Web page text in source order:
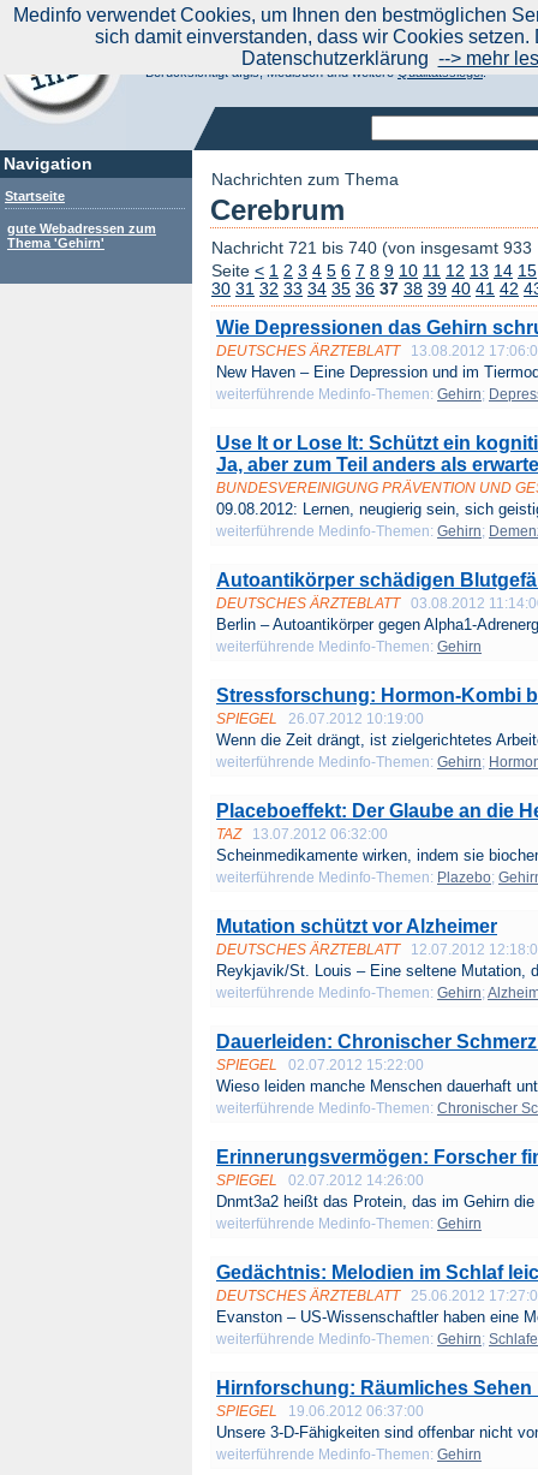
Navigation
Startseite
gute Webadressen zum
Thema 'Gehirn'
Aktuelle Nachrichten|
Suchen Sie noch oder Finden Sie schon?
Medinfo.de - Meta-Portal für Gesundheitsthemen
Berücksichtigt afgis, Medisuch und weitereQualitätssiegel.
Nachrichten zum Thema
Cerebrum
Nachricht 721 bis 740 (von insgesamt
Seite < 1 2 3 4 5 6 7 8 9 10 11 12 13 14 15
30 31 32 33 34 35 36 37 38 39 40 41 42
Wie Depressionen das Gehirn
DEUTSCHES ÄRZTEBLATT 13.08.2012
New Haven – Eine Depression und im
weiterführende Medinfo-Themen: Gehirn;
Use It or Lose It: Schützt ein
Ja, aber zum Teil anders als
BUNDESVEREINIGUNG PRÄVENTION UND
09.08.2012: Lernen, neugierig sein, sich
weiterführende Medinfo-Themen: Gehirn;
Autoantikörper schädigen
DEUTSCHES ÄRZTEBLATT 03.08.2012
Berlin – Autoantikörper gegen Alpha1-
weiterführende Medinfo-Themen: Gehirn
Stressforschung: Hormon-Kombi
SPIEGEL 26.07.2012 10:19:00
Wenn die Zeit drängt, ist zielgerichtetes
weiterführende Medinfo-Themen: Gehirn;
Placeboeffekt: Der Glaube an die
TAZ 13.07.2012 06:32:00
Scheinmedikamente wirken, indem sie
weiterführende Medinfo-Themen: Plazebo;
Mutation schützt vor Alzheimer
DEUTSCHES ÄRZTEBLATT 12.07.2012
Reykjavik/St. Louis – Eine seltene Mutation,
weiterführende Medinfo-Themen: Gehirn;
Dauerleiden: Chronischer
SPIEGEL 02.07.2012 15:22:00
Wieso leiden manche Menschen dauerhaft
weiterführende Medinfo-Themen: Chronischer
Erinnerungsvermögen: Forscher
SPIEGEL 02.07.2012 14:26:00
Dnmt3a2 heißt das Protein, das im Gehirn
weiterführende Medinfo-Themen: Gehirn
Gedächtnis: Melodien im Schlaf
DEUTSCHES ÄRZTEBLATT 25.06.2012
Evanston – US-Wissenschaftler haben eine
weiterführende Medinfo-Themen: Gehirn;
Hirnforschung: Räumliches
SPIEGEL 19.06.2012 06:37:00
Unsere 3-D-Fähigkeiten sind offenbar nicht
weiterführende Medinfo-Themen: Gehirn
Medinfo verwendet Cookies, um Ihnen den bestmöglichen
sich damit einverstanden, dass wir Cookies
Datenschutzerklärung --> mehr